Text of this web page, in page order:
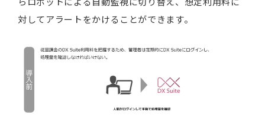
対してアラートをかけることができます。